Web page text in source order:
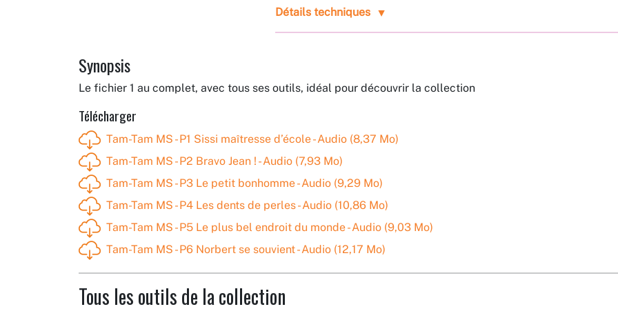
Détails techniques
Synopsis
Le fichier 1 au complet, avec tous ses outils, idéal pour découvrir la collection
Télécharger
Tam-Tam MS - P1 Sissi maîtresse d’école - Audio (8,37 Mo)
Tam-Tam MS - P2 Bravo Jean ! - Audio (7,93 Mo)
Tam-Tam MS - P3 Le petit bonhomme - Audio (9,29 Mo)
Tam-Tam MS - P4 Les dents de perles - Audio (10,86 Mo)
Tam-Tam MS - P5 Le plus bel endroit du monde - Audio (9,03 Mo)
Tam-Tam MS - P6 Norbert se souvient - Audio (12,17 Mo)
Tous les outils de la collection